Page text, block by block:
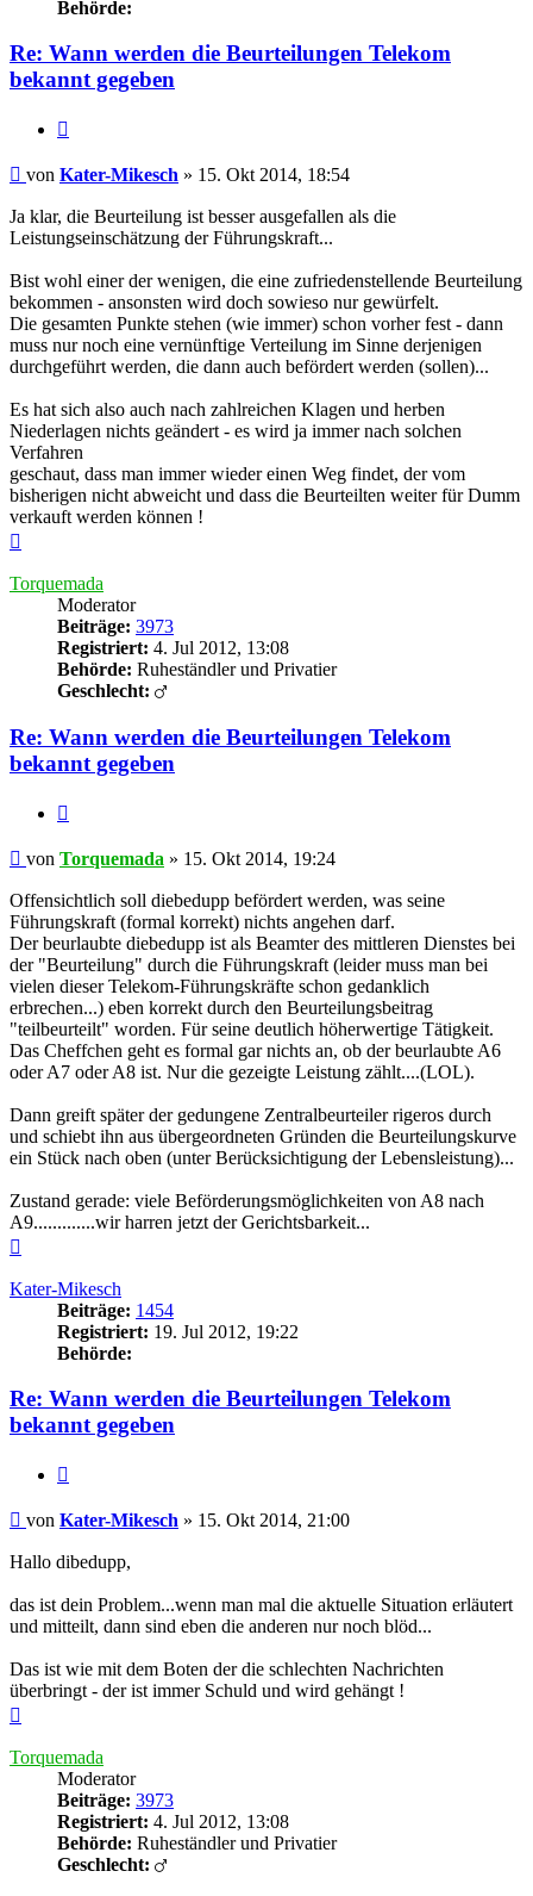
Behörde:
Re: Wann werden die Beurteilungen Telekom
bekannt gegeben
Beitrag
von Kater-Mikesch » 15. Okt 2014, 18:54
Ja klar, die Beurteilung ist besser ausgefallen als die
Leistungseinschätzung der Führungskraft...
Bist wohl einer der wenigen, die eine zufriedenstellende Beurteilung
bekommen - ansonsten wird doch sowieso nur gewürfelt.
Die gesamten Punkte stehen (wie immer) schon vorher fest - dann
muss nur noch eine vernünftige Verteilung im Sinne derjenigen
durchgeführt werden, die dann auch befördert werden (sollen)...
Es hat sich also auch nach zahlreichen Klagen und herben
Niederlagen nichts geändert - es wird ja immer nach solchen
Verfahren
geschaut, dass man immer wieder einen Weg findet, der vom
bisherigen nicht abweicht und dass die Beurteilten weiter für Dumm
verkauft werden können !
Torquemada
Moderator
Beiträge: 3973
Registriert: 4. Jul 2012, 13:08
Behörde: Ruheständler und Privatier
Geschlecht:
Re: Wann werden die Beurteilungen Telekom
bekannt gegeben
Beitrag
von Torquemada » 15. Okt 2014, 19:24
Offensichtlich soll diebedupp befördert werden, was seine
Führungskraft (formal korrekt) nichts angehen darf.
Der beurlaubte diebedupp ist als Beamter des mittleren Dienstes bei
der "Beurteilung" durch die Führungskraft (leider muss man bei
vielen dieser Telekom-Führungskräfte schon gedanklich
erbrechen...) eben korrekt durch den Beurteilungsbeitrag
"teilbeurteilt" worden. Für seine deutlich höherwertige Tätigkeit.
Das Cheffchen geht es formal gar nichts an, ob der beurlaubte A6
oder A7 oder A8 ist. Nur die gezeigte Leistung zählt....(LOL).
Dann greift später der gedungene Zentralbeurteiler rigeros durch
und schiebt ihn aus übergeordneten Gründen die Beurteilungskurve
ein Stück nach oben (unter Berücksichtigung der Lebensleistung)...
Zustand gerade: viele Beförderungsmöglichkeiten von A8 nach
A9.............wir harren jetzt der Gerichtsbarkeit...
Kater-Mikesch
Beiträge: 1454
Registriert: 19. Jul 2012, 19:22
Behörde:
Re: Wann werden die Beurteilungen Telekom
bekannt gegeben
Beitrag
von Kater-Mikesch » 15. Okt 2014, 21:00
Hallo dibedupp,
das ist dein Problem...wenn man mal die aktuelle Situation erläutert
und mitteilt, dann sind eben die anderen nur noch blöd...
Das ist wie mit dem Boten der die schlechten Nachrichten
überbringt - der ist immer Schuld und wird gehängt !
Torquemada
Moderator
Beiträge: 3973
Registriert: 4. Jul 2012, 13:08
Behörde: Ruheständler und Privatier
Geschlecht: